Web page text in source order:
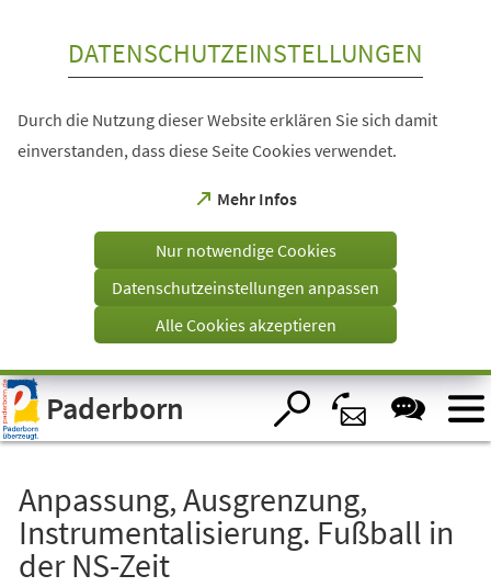
Visuelle
Assistenzsoftware
öffnen.
DATENSCHUTZEINSTELLUNGEN
Durch die Nutzung dieser Website erklären Sie sich damit
einverstanden, dass diese Seite Cookies verwendet.
Mehr Infos
(Öffnet
einem
Tab)
Nur notwendige Cookies
Datenschutzeinstellungen anpassen
Alle Cookies akzeptieren
Paderborn
Anpassung, Ausgrenzung,
Instrumentalisierung. Fußball in
der NS-Zeit